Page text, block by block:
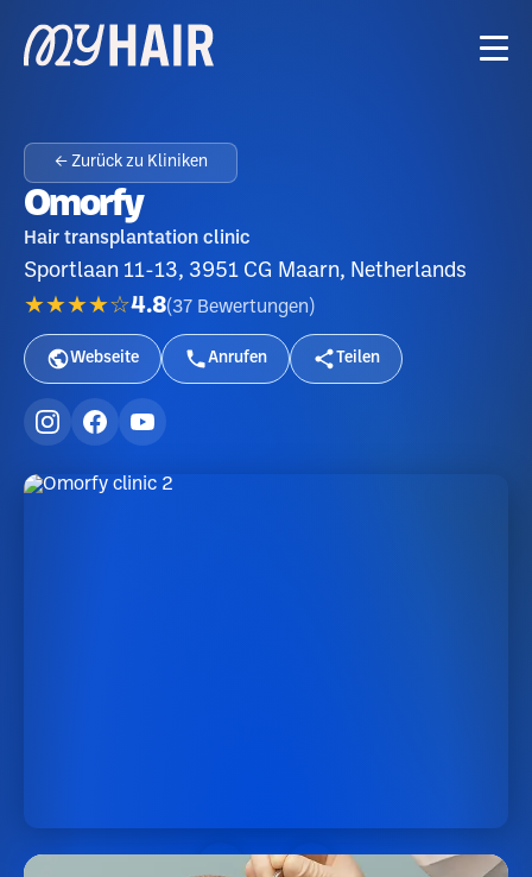
← Zurück zu Kliniken
Omorfy
Hair transplantation clinic
Sportlaan 11-13, 3951 CG Maarn, Netherlands
★★★★☆4.8(37 Bewertungen )
Webseite Anrufen Teilen